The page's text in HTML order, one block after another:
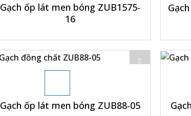
Gạch ốp lát men bóng ZUB1575-
16
+
Gạch ốp lát men bóng ZUB88-05
+